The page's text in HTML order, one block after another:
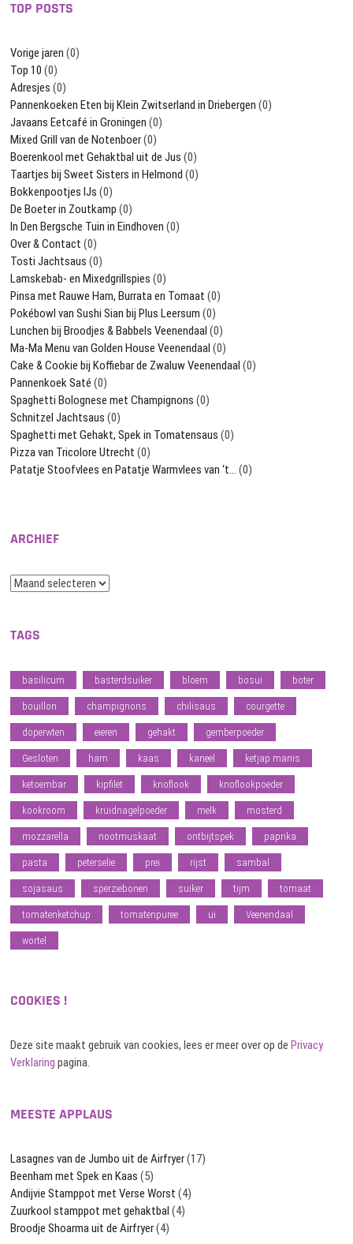
TOP POSTS
Vorige jaren (0)
Top 10 (0)
Adresjes (0)
Pannenkoeken Eten bij Klein Zwitserland in Driebergen (0)
Javaans Eetcafé in Groningen (0)
Mixed Grill van de Notenboer(0)
Boerenkool met Gehaktbal uit de Jus (0)
Taartjes bij Sweet Sisters in Helmond (0)
Bokkenpootjes IJs (0)
De Boeter in Zoutkamp (0)
In Den Bergsche Tuin in Eindhoven (0)
Over & Contact (0)
Tosti Jachtsaus (0)
Lamskebab- en Mixedgrillspies (0)
Pinsa met Rauwe Ham, Burrata en Tomaat (0)
Pokébowl van Sushi Sian bij Plus Leersum (0)
Lunchen bij Broodjes & Babbels Veenendaal (0)
Ma-Ma Menu van Golden House Veenendaal (0)
Cake & Cookie bij Koffiebar de Zwaluw Veenendaal (0)
Pannenkoek Saté (0)
Spaghetti Bolognese met Champignons (0)
Schnitzel Jachtsaus (0)
Spaghetti met Gehakt, Spek in Tomatensaus (0)
Pizza van Tricolore Utrecht (0)
Patatje Stoofvlees en Patatje Warmvlees van ‘t… (0)
ARCHIEF
Archief
TAGS
basilicum basterdsuiker bloem bosui boter
bouillon champignons chilisaus courgette
doperwten eieren gehakt gemberpoeder
Gesloten ham kaas kaneel ketjap manis
ketoembar kipfilet knoflook knoflookpoeder
kookroom kruidnagelpoeder melk mosterd
mozzarella nootmuskaat ontbijtspek paprika
pasta peterselie prei rijst sambal
sojasaus sperziebonen suiker tijm tomaat
tomatenketchup tomatenpuree ui Veenendaal
wortel
COOKIES !
Deze site maakt gebruik van cookies, lees er meer over op dePrivacy
Verklaring pagina.
MEESTE APPLAUS
Lasagnes van de Jumbo uit de Airfryer(17)
Beenham met Spek en Kaas (5)
Andijvie Stamppot met Verse Worst (4)
Zuurkool stamppot met gehaktbal (4)
Broodje Shoarma uit de Airfryer(4)